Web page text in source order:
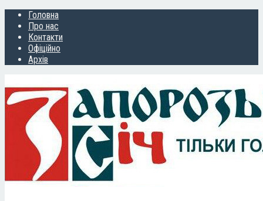
Головна
Про нас
Контакти
Офіційно
Архів